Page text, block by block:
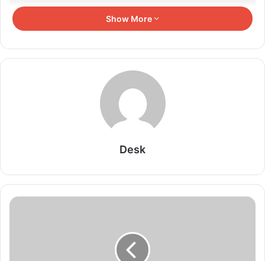
Related Articles
बनाई संयुक्त रणनीति
August 7, 2026
आमजनता की कठिनाईयों को दूर करना सुशासन की सही पहल
है : उप मुख्यमंत्री
खनोटा, कानेड़ एवं गोलाखेड़ा में किया जनसंवाद
August 7, 2026
उपकेंद्रों का किया निरीक्षण, उपभोक्ताओं से लिया फीडबैक
August 7, 2026
Show More
Desk